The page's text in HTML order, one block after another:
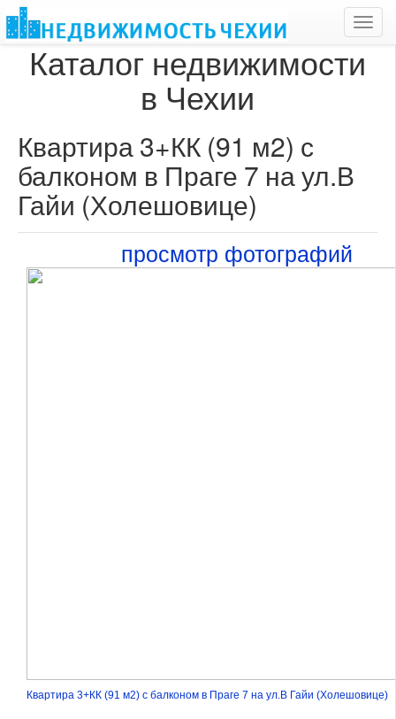
Каталог недвижимости
в Чехии
Квартира 3+КК (91 м2) с
балконом в Праге 7 на ул.В
Гайи (Холешовице)
просмотр фотографий
Квартира 3+КК (91 м2) с балконом в Праге 7 на ул.В Гайи (Холешовице)